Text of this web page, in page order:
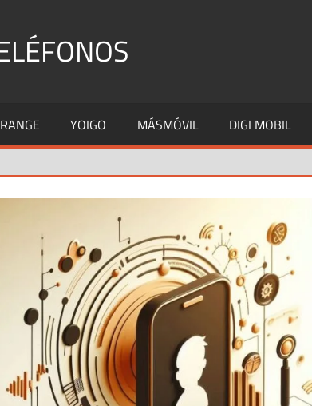
YOIGO MÁSMÓVIL DIGI MOBIL